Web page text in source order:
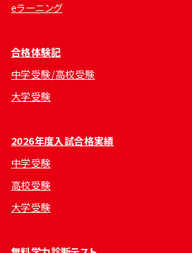
eラーニング
合格体験記
中学受験/高校受験
大学受験
2026年度入試合格実績
中学受験
高校受験
大学受験